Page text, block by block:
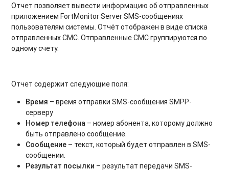
Отчет позволяет вывести информацию об отправленных
приложением FortMonitor Server SMS-сообщениях
пользователям системы. Отчёт отображен в виде списка
отправленных СМС. Отправленные СМС группируются по
одному счету.
Отчет содержит следующие поля:
Время – время отправки SMS-сообщения SMPP-
серверу
Номер телефона – номер абонента, которому должно
быть отправлено сообщение.
Сообщение – текст, который будет отправлен в SMS-
сообщении.
Результат посылки – результат передачи SMS-